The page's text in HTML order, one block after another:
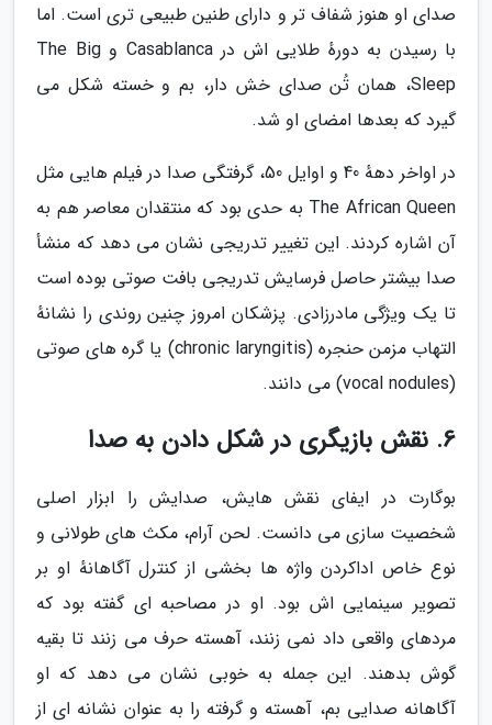
صدای او هنوز شفاف تر و دارای طنین طبیعی تری است. اما
با رسیدن به دورهٔ طلایی اش در Casablanca و The Big
Sleep، همان تُن صدای خش دار، بم و خسته شکل می
گیرد که بعدها امضای او شد.
در اواخر دههٔ 40 و اوایل 50، گرفتگی صدا در فیلم هایی مثل
The African Queen به حدی بود که منتقدان معاصر هم به
آن اشاره کردند. این تغییر تدریجی نشان می دهد که منشأ
صدا بیشتر حاصل فرسایش تدریجی بافت صوتی بوده است
تا یک ویژگی مادرزادی. پزشکان امروز چنین روندی را نشانهٔ
التهاب مزمن حنجره (chronic laryngitis) یا گره های صوتی
(vocal nodules) می دانند.
6. نقش بازیگری در شکل دادن به صدا
بوگارت در ایفای نقش هایش، صدایش را ابزار اصلی
شخصیت سازی می دانست. لحن آرام، مکث های طولانی و
نوع خاص اداکردن واژه ها بخشی از کنترل آگاهانهٔ او بر
تصویر سینمایی اش بود. او در مصاحبه ای گفته بود که
مردهای واقعی داد نمی زنند، آهسته حرف می زنند تا بقیه
گوش بدهند. این جمله به خوبی نشان می دهد که او
آگاهانه صدایی بم، آهسته و گرفته را به عنوان نشانه ای از